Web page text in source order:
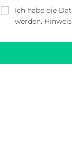
Ich habe die
werden.